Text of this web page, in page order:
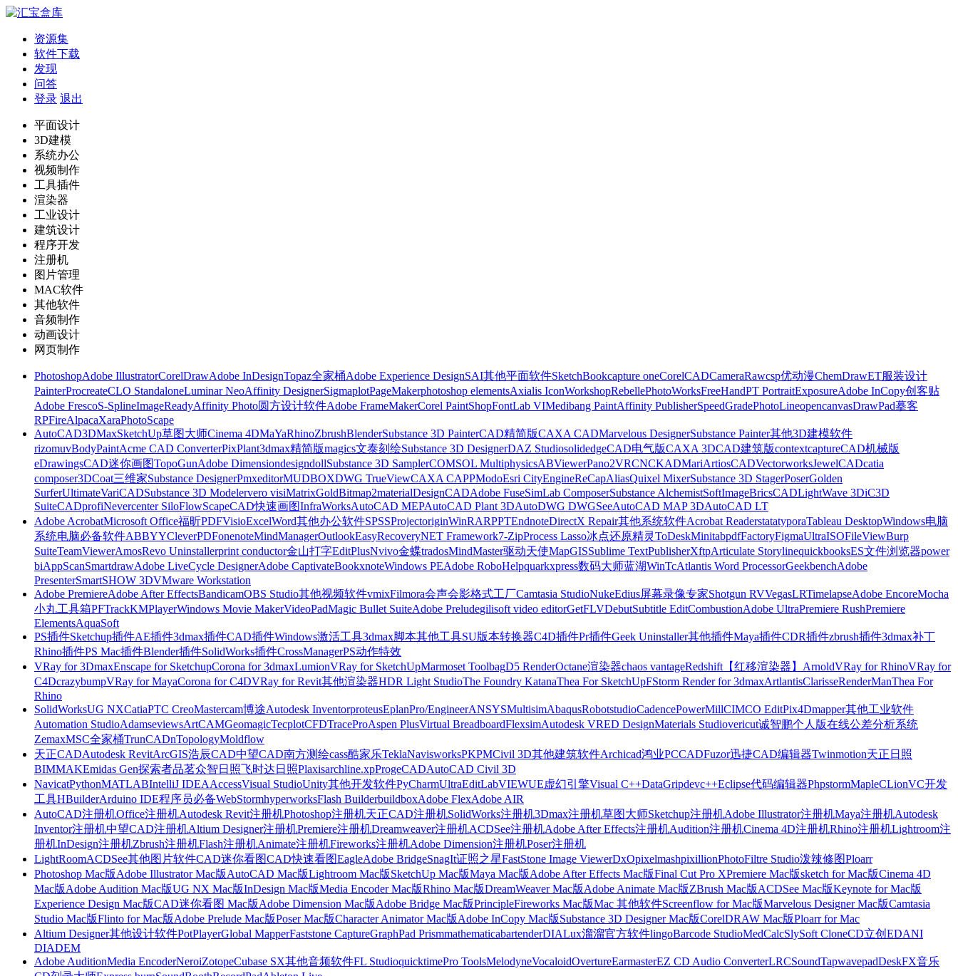
资源集
软件下载
发现
问答
登录 退出
平面设计
3D建模
系统办公
视频制作
工具插件
渲染器
工业设计
建筑设计
程序开发
注册机
图片管理
MAC软件
其他软件
音频制作
动画设计
网页制作
PhotoshopAdobe IllustratorCorelDrawAdobe InDesignTopaz全家桶Adobe Experience DesignSAI其他平面软件SketchBookcapture oneCorelCADCameraRawcsp优动漫ChemDrawET服装设计
PainterProcreateCLO StandaloneLuminar NeoAffinity DesignerSigmaplotPageMakerphotoshop elementsAxialis IconWorkshopRebellePhotoWorksFreeHandPT PortraitExposureAdobe InCopy创客贴
Adobe FrescoS-SplineImageReadyAffinity Photo圆方设计软件Adobe FrameMakerCorel PaintShopFontLab VIMedibang PaintAffinity PublisherSpeedGradePhotoLineopencanvasDrawPad摹客
RPFireAlpacaXaraPhotoScape
AutoCAD3DMaxSketchUp草图大师Cinema 4DMaYaRhinoZbrushBlenderSubstance 3D PainterCAD精简版CAXA CADMarvelous DesignerSubstance Painter其他3D建模软件
rizomuvBodyPaintAcme CAD ConverterPixPlant3dmax精简版magics文泰刻绘Substance 3D DesignerDAZ StudiosolidedgeCAD电气版CAXA 3DCAD建筑版contextcaptureCAD机械版
eDrawingsCAD迷你画图TopoGunAdobe DimensiondesigndollSubstance 3D SamplerCOMSOL MultiphysicsABViewerPano2VRCNCKADMariArtiosCADVectorworksJewelCADcatia
composer3DCoat三维家Substance DesignerPmxeditorMUDBOXDWG TrueViewCAXA CAPPModoEsri CityEngineReCapAliasQuixel MixerSubstance 3D StagerPoserGolden
SurferUltimateVariCADSubstance 3D Modelervero visiMatrixGoldBitmap2materialDesignCADAdobe FuseSimLab ComposerSubstance AlchemistSoftImageBricsCADLightWave 3DiC3D
SuiteCADprofiNevercenter SiloFlowScapeCAD快速画图InfraWorksAutoCAD MEPAutoCAD Plant 3DAutoDWG DWGSeeAutoCAD MAP 3DAutoCAD LT
Adobe AcrobatMicrosoft Office福昕PDFVisioExcelWord其他办公软件SPSSProjectoriginWinRARPPTEndnoteDirectX Repair其他系统软件Acrobat ReaderstatatyporaTableau DesktopWindows电脑
系统电脑必备软件ABBYYCleverPDFonenoteMindManagerOutlookEasyRecoveryNET Framework7-ZipProcess Lasso冰点还原精灵ToDeskMinitabpdfFactoryFigmaUltraISOFileViewBurp
SuiteTeamViewerAmosRevo Uninstallerprint conductor金山打字EditPlusNvivo金蝶tradosMindMaster驱动天使MapGISSublime TextPublisherXftpArticulate StorylinequickbooksES文件浏览器power
biAppScanSmartdrawAdobe LiveCycle DesignerAdobe CaptivateBookxnoteWindows PEAdobe RoboHelpquarkxpress数码大师蓝湖WinTcAtlantis Word ProcessorGeekbenchAdobe
PresenterSmartSHOW 3DVMware Workstation
Adobe PremiereAdobe After EffectsBandicamOBS Studio其他视频软件vmixFilmora会声会影格式工厂Camtasia StudioNukeEdius屏幕录像专家Shotgun RVVegasLRTimelapseAdobe EncoreMocha
小丸工具箱PFTrackKMPlayerWindows Movie MakerVideoPadMagic Bullet SuiteAdobe Preludegilisoft video editorGetFLVDebutSubtitle EditCombustionAdobe UltraPremiere RushPremiere
ElementsAquaSoft
PS插件Sketchup插件AE插件3dmax插件CAD插件Windows激活工具3dmax脚本其他工具SU版本转换器C4D插件Pr插件Geek Uninstaller其他插件Maya插件CDR插件zbrush插件3dmax补丁
Rhino插件PS Mac插件Blender插件SolidWorks插件CrossManagerPS动作特效
VRay for 3DmaxEnscape for SketchupCorona for 3dmaxLumionVRay for SketchUpMarmoset ToolbagD5 RenderOctane渲染器chaos vantageRedshift【红移渲染器】 ArnoldVRay for RhinoVRay for
C4DcrazybumpVRay for MayaCorona for C4DVRay for Revit其他渲染器HDR Light StudioThe Foundry KatanaThea For SketchUpFStorm Render for 3dmaxArtlantisClarisseRenderManThea For
Rhino
SolidWorksUG NXCatiaPTC CreoMastercam博途Autodesk InventorproteusEplanPro/EngineerANSYSMultisimAbaqusRobotstudioCadencePowerMillCIMCO EditPix4Dmapper其他工业软件
Automation StudioAdamseviewsArtCAMGeomagicTecplotCFDTraceProAspen PlusVirtual BreadboardFlexsimAutodesk VRED DesignMaterials Studiovericut诚智鹏个人版在线公差分析系统
ZemaxMSC全家桶TrunCADnTopologyMoldflow
天正CADAutodesk RevitArcGIS浩辰CAD中望CAD南方测绘cass酷家乐TeklaNavisworksPKPMCivil 3D其他建筑软件Archicad鸿业PCCADFuzor迅捷CAD编辑器Twinmotion天正日照
BIMMAKEmidas Gen探索者品茗众智日照飞时达日照Plaxisarchline.xpProgeCADAutoCAD Civil 3D
NavicatPythonMATLABIntelliJ IDEAAccessVisual StudioUnity其他开发软件PyCharmUltraEditLabVIEWUE虚幻引擎Visual C++DataGripdevc++Eclipse代码编辑器PhpstormMapleCLionVC开发
工具HBuilderArduino IDE程序员必备WebStormhyperworksFlash BuilderbuildboxAdobe FlexAdobe AIR
AutoCAD注册机Office注册机Autodesk Revit注册机Photoshop注册机天正CAD注册机SolidWorks注册机3Dmax注册机草图大师Sketchup注册机Adobe Illustrator注册机Maya注册机Autodesk
Inventor注册机中望CAD注册机Altium Designer注册机Premiere注册机Dreamweaver注册机ACDSee注册机Adobe After Effects注册机Audition注册机Cinema 4D注册机Rhino注册机Lightroom注
册机InDesign注册机Zbrush注册机Flash注册机Animate注册机Fireworks注册机Adobe Dimension注册机Poser注册机
LightRoomACDSee其他图片软件CAD迷你看图CAD快速看图EagleAdobe BridgeSnagIt证照之星FastStone Image ViewerDxOpixelmashpixillionPhotoFiltre Studio泼辣修图Ploarr
Photoshop Mac版Adobe Illustrator Mac版AutoCAD Mac版Lightroom Mac版SketchUp Mac版Maya Mac版Adobe After Effects Mac版Final Cut Pro XPremiere Mac版sketch for Mac版Cinema 4D
Mac版Adobe Audition Mac版UG NX Mac版InDesign Mac版Media Encoder Mac版Rhino Mac版DreamWeaver Mac版Adobe Animate Mac版ZBrush Mac版ACDSee Mac版Keynote for Mac版
Experience Design Mac版CAD迷你看图 Mac版Adobe Dimension Mac版Adobe Bridge Mac版PrincipleFireworks Mac版Mac 其他软件Screenflow for Mac版Marvelous Designer Mac版Camtasia
Studio Mac版Flinto for Mac版Adobe Prelude Mac版Poser Mac版Character Animator Mac版Adobe InCopy Mac版Substance 3D Designer Mac版CorelDRAW Mac版Ploarr for Mac
Altium Designer其他设计软件PotPlayerGlobal MapperFaststone CaptureGraphPad PrismmathematicabartenderDIALux溜溜官方软件lingoBarcode StudioMedCalcSlySoft CloneCD立创EDANI
DIADEM
Adobe AuditionMedia EncoderNeroiZotopeCubase SX其他音频软件FL StudioquicktimePro ToolsMelodyneVocaloidOvertureEarmasterEZ CD Audio ConverterLRCSoundTapwavepadDeskFX音乐